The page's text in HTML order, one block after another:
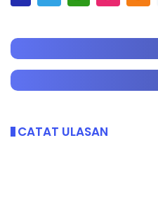
CATAT ULASAN